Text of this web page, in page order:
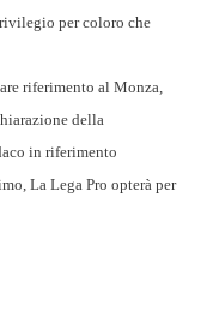
per coloro che
riferimento al Monza,
della
in riferimento
La Lega Pro opterà per